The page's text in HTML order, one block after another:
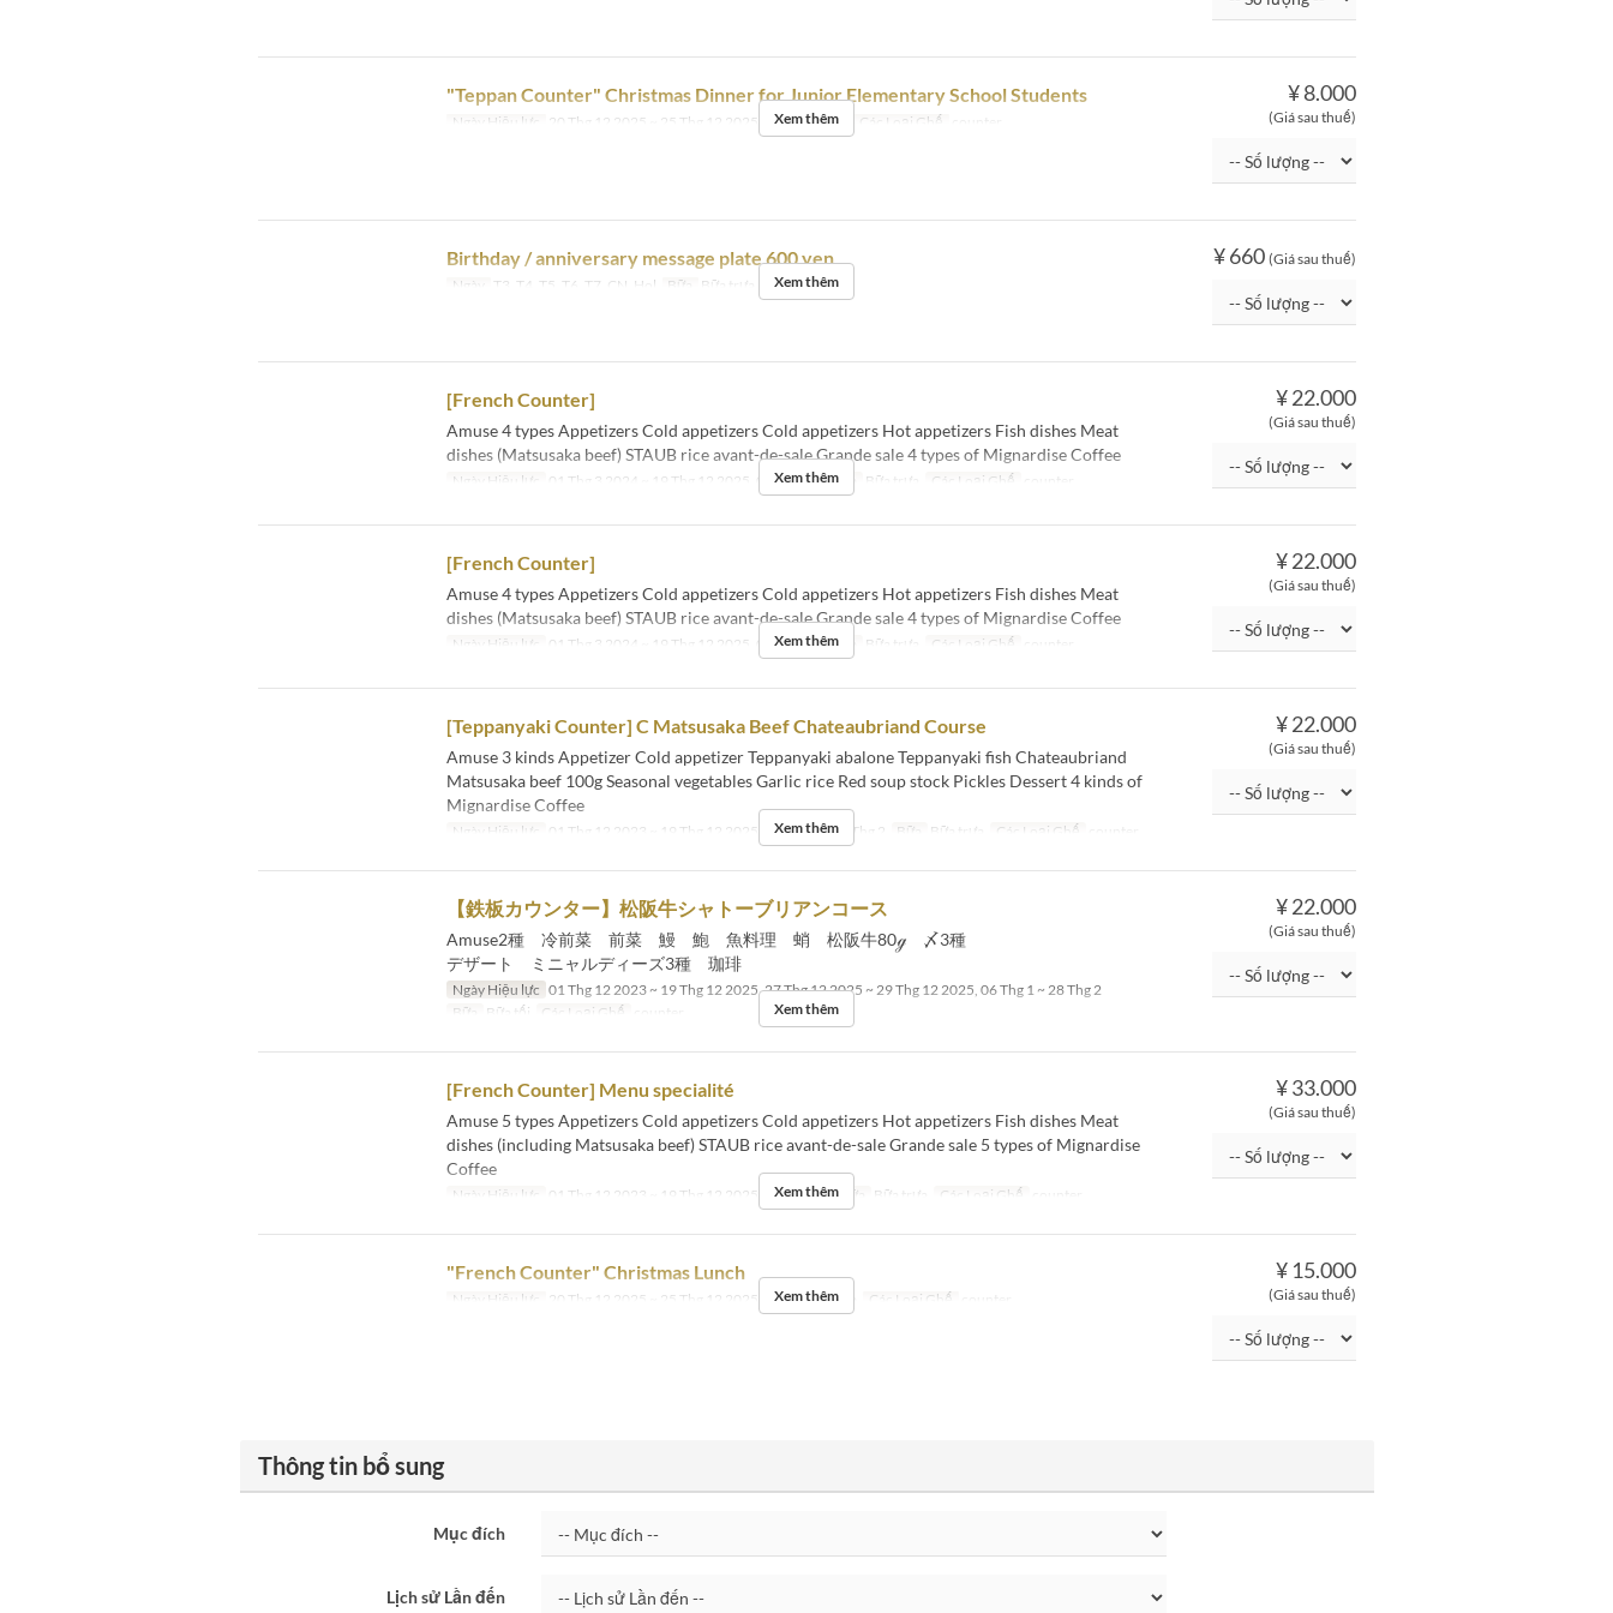
¥ 8.000
(Giá sau thuế)
"Teppan Counter" Christmas Dinner for Junior Elementary School Students
Ngày Hiệu lực 20 Thg 12 2025 ~ 25 Thg 12 2025 Bữa Bữa tối Các Loại Ghế
Xem thêm
¥ 660 (Giá sau thuế)
Birthday / anniversary message plate 600 yen
Ngày T3, T4, T5, T6, T7, CN, Hol Bữa Bữa trưa, Bữa tốiXem thêm
¥ 22.000
(Giá sau thuế)
[French Counter]
Amuse 4 types Appetizers Cold appetizers Cold appetizers Hot appetizers Fish dishes Meat
dishes (Matsusaka beef) STAUB rice avant-de-sale Grande sale 4 types of Mignardise Coffee
Ngày Hiệu lực 01 Thg 3 2024 ~ 19 Thg 12 2025, 06 Thg 1 ~ Bữa Bữa trưa Các Loại Ghế
Xem thêm
¥ 22.000
(Giá sau thuế)
[French Counter]
Amuse 4 types Appetizers Cold appetizers Cold appetizers Hot appetizers Fish dishes Meat
dishes (Matsusaka beef) STAUB rice avant-de-sale Grande sale 4 types of Mignardise Coffee
Ngày Hiệu lực 01 Thg 3 2024 ~ 19 Thg 12 2025, 06 Thg 1 ~ Bữa Bữa trưa Các Loại Ghế
Xem thêm
¥ 22.000
(Giá sau thuế)
[Teppanyaki Counter] C Matsusaka Beef Chateaubriand Course
Amuse 3 kinds Appetizer Cold appetizer Teppanyaki abalone Teppanyaki fish Chateaubriand
Matsusaka beef 100g Seasonal vegetables Garlic rice Red soup stock Pickles Dessert 4 kinds of
Mignardise Coffee
Ngày Hiệu lực 01 Thg 12 2023 ~ 19 Thg 12 2025, 06 Thg 1 ~ 28 Thg 2 Bữa Bữa trưa Các Loại Ghế
Xem thêm
¥ 22.000
(Giá sau thuế)
【鉄板カウンター】松阪牛シャトーブリアンコース
Amuse2種 冷前菜 前菜 鰻 鮑 魚料理 蛸 松阪牛80ℊ 〆3種
デザート ミニャルディーズ3種 珈琲
Ngày Hiệu lực 01 Thg 12 2023 ~ 19 Thg 12 2025, 27 Thg 12 2025 ~ 29 Thg 12 2025, 06 Thg 1 ~ 28 Thg 2
Bữa
Bữa tối Các Loại Ghế Xem thêm
¥ 33.000
(Giá sau thuế)
[French Counter] Menu specialité
Amuse 5 types Appetizers Cold appetizers Cold appetizers Hot appetizers Fish dishes Meat
dishes (including Matsusaka beef) STAUB rice avant-de-sale Grande sale 5 types of Mignardise
Coffee
Ngày Hiệu lực 01 Thg 12 2023 ~ 19 Thg 12 2025, 06 Thg 1 ~ Bữa Bữa trưa Các Loại Ghế
Xem thêm
¥ 15.000
(Giá sau thuế)
"French Counter" Christmas Lunch
Ngày Hiệu lực 20 Thg 12 2025 ~ 25 Thg 12 2025 Bữa Bữa trưa Các Loại Ghế
Xem thêm
Thông tin bổ sung
Mục đích
Lịch sử Lần đến